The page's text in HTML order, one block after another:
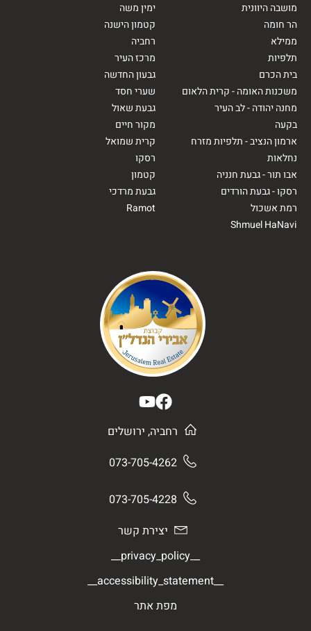
מושבה היוונית
ימין משה
הר חומה
קטמון הישנה
ממילא
רחביה
תלפיות
מרכז העיר
בית הכרם
גבעון החדשה
משכנות האומה - קרית הלאום
שערי חסד
מחנה יהודה - לב העיר
גבעת שאול
בקעה
מקור חיים
ארמון הנציב - תלפיות מזרח
קרית שמואל
נחלאות
רסקו
אבו תור - גבעת חנניה
קטמון
רסקו - גבעת הורדים
גבעת מרדכי
רמת אשכול
Ramot
Shmuel HaNavi
רחביה, ירושלים
073-705-4262
073-705-4228
יצירת קשר
__privacy_policy__
__accessibility_statement__
מפת אתר